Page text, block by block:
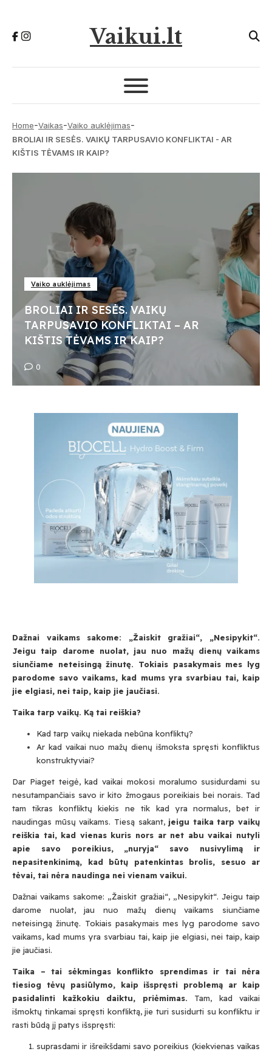
Vaikui.lt
Home-Vaikas-Vaiko auklėjimas-
BROLIAI IR SESĖS. VAIKŲ TARPUSAVIO KONFLIKTAI - AR
KIŠTIS TĖVAMS IR KAIP?
Vaiko auklėjimas
BROLIAI IR SESĖS. VAIKŲ
TARPUSAVIO KONFLIKTAI – AR
KIŠTIS TĖVAMS IR KAIP?
0
Dažnai vaikams sakome: „Žaiskit gražiai“, „Nesipykit“.
Jeigu taip darome nuolat, jau nuo mažų dienų vaikams
siunčiame neteisingą žinutę. Tokiais pasakymais mes lyg
parodome savo vaikams, kad mums yra svarbiau tai, kaip
jie elgiasi, nei taip, kaip jie jaučiasi.
Taika tarp vaikų. Ką tai reiškia?
Kad tarp vaikų niekada nebūna konfliktų?
Ar kad vaikai nuo mažų dienų išmoksta spręsti konfliktus
konstruktyviai?
Dar Piaget teigė, kad vaikai mokosi moralumo susidurdami su
nesutampančiais savo ir kito žmogaus poreikiais bei norais. Tad
tam tikras konfliktų kiekis ne tik kad yra normalus, bet ir
naudingas mūsų vaikams. Tiesą sakant, jeigu taika tarp vaikų
reiškia tai, kad vienas kuris nors ar net abu vaikai nutyli
apie savo poreikius, „nuryja“ savo nusivylimą ir
nepasitenkinimą, kad būtų patenkintas brolis, sesuo ar
tėvai, tai nėra naudinga nei vienam vaikui.
Dažnai vaikams sakome: „Žaiskit gražiai“, „Nesipykit“. Jeigu taip
darome nuolat, jau nuo mažų dienų vaikams siunčiame
neteisingą žinutę. Tokiais pasakymais mes lyg parodome savo
vaikams, kad mums yra svarbiau tai, kaip jie elgiasi, nei taip, kaip
jie jaučiasi.
Taika – tai sėkmingas konflikto sprendimas ir tai nėra
tiesiog tėvų pasiūlymo, kaip išspręsti problemą ar kaip
pasidalinti kažkokiu daiktu, priėmimas. Tam, kad vaikai
išmoktų tinkamai spręsti konfliktą, jie turi susidurti su konfliktu ir
rasti būdą jį patys išspręsti:
suprasdami ir išreikšdami savo poreikius (kiekvienas vaikas